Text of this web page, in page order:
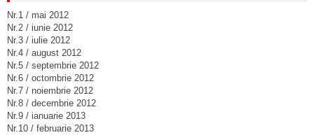
Nr.1 / mai 2012
Nr.2 / iunie 2012
Nr.3 / iulie 2012
Nr.4 / august 2012
Nr.5 / septembrie 2012
Nr.6 / octombrie 2012
Nr.7 / noiembrie 2012
Nr.8 / decembrie 2012
Nr.9 / ianuarie 2013
Nr.10 / februarie 2013